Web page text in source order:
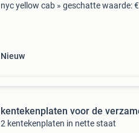
nyc yellow cab » geschatte waarde:
Nieuw
kentekenplaten voor de
2 kentekenplaten in nette staat